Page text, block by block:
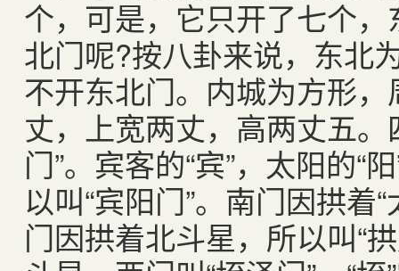
个，可是，它只开了七个
北门呢?按八卦来说，东北
不开东北门。内城为方形
丈，上宽两丈，高两丈五
门”。宾客的“宾”，太阳的“
以叫“宾阳门”。南门因拱着
门因拱着北斗星，所以叫“